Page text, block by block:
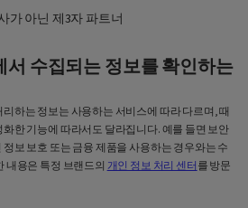
가 아닌 제3자 파트너
서 수집되는 정보를 확인하는
하는 정보는 사용하는 서비스에 따라 다르며, 때
한 기능에 따라서도 달라집니다. 예를 들면 보안
보 보호 또는 금융 제품을 사용하는 경우와는 수
내용은 특정 브랜드의 개인 정보 처리 센터를 방문